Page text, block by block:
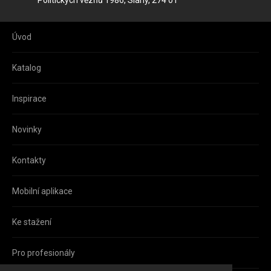
Úvod
Katalog
Inspirace
Novinky
Kontakty
Mobilní aplikace
Ke stažení
Pro profesionály